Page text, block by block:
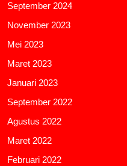
September 2024
November 2023
Mei 2023
Maret 2023
Januari 2023
September 2022
Agustus 2022
Maret 2022
Februari 2022